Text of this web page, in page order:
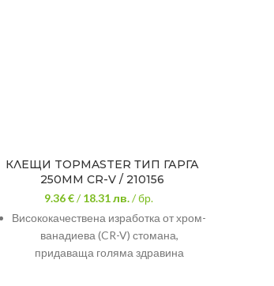
КЛЕЩИ TOPMASTER ТИП ГАРГА
250MM CR-V / 210156
9.36 €/18.31лв. / бр.
Висококачествена изработка от хром-
ванадиева (CR-V) стомана,
придаваща голяма здравина